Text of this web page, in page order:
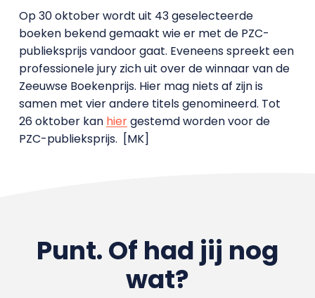
Op 30 oktober wordt uit 43 geselecteerde
boeken bekend gemaakt wie er met de PZC-
publieksprijs vandoor gaat. Eveneens spreekt een
professionele jury zich uit over de winnaar van de
Zeeuwse Boekenprijs. Hier mag niets af zijn is
samen met vier andere titels genomineerd. Tot
26 oktober kan hiergestemd worden voor de
PZC-publieksprijs. [MK]
Punt. Of had jij nog
wat?